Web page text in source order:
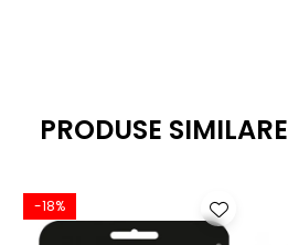
PRODUSE SIMILARE
-18%